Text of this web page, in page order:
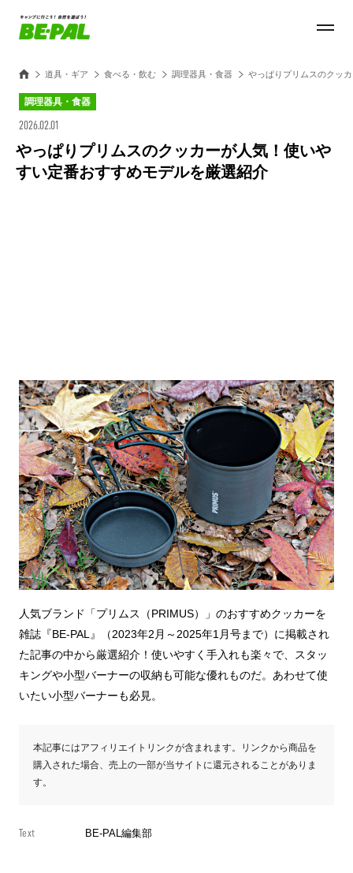
道具・ギア 食べる・飲む 調理器具・食器 やっぱりプリムスのクッ
調理器具・食器
2026.02.01
やっぱりプリムスのクッカーが人気！使いや
すい定番おすすめモデルを厳選紹介
人気ブランド「プリムス（PRIMUS）」のおすすめクッカーを
雑誌『BE-PAL』（2023年2月～2025年1月号まで）に掲載され
た記事の中から厳選紹介！使いやすく手入れも楽々で、スタッ
キングや小型バーナーの収納も可能な優れものだ。あわせて使
いたい小型バーナーも必見。
本記事にはアフィリエイトリンクが含まれます。リンクから商品を
購入された場合、売上の一部が当サイトに還元されることがありま
す。
Text BE-PAL編集部